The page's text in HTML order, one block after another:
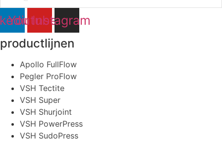
YoutubeInstagram
productlijnen
Apollo FullFlow
Pegler ProFlow
VSH Tectite
VSH Super
VSH Shurjoint
VSH PowerPress
VSH SudoPress